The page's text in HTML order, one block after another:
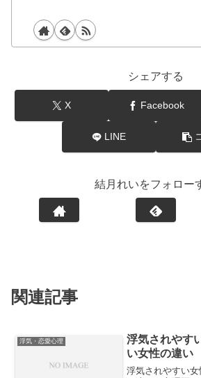
シェアする
X Facebook
LINE
結月れいをフォロー
関連記事
浮気・恋愛心理
浮気されやす
い女性の違い
浮気されやすい